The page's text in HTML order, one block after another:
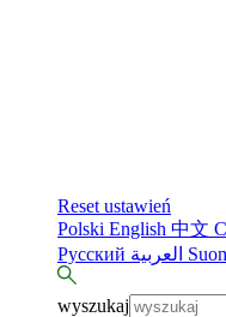
Reset ustawień
Polski English 中文
Русский
wyszukaj